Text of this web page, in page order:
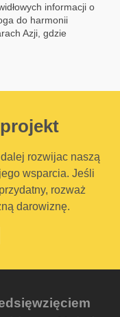
informacji o
do harmonii
Azji, gdzie
rozwijac naszą
wsparcia. Jeśli
rozważ
darowiznę.